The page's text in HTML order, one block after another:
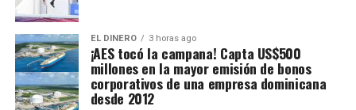
EL DINERO 3 horas ago
¡AES tocó la campana! Capta US$500
millones en la mayor emisión de bonos
corporativos de una empresa dominicana
desde 2012